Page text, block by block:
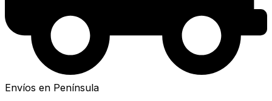
Envíos en Península